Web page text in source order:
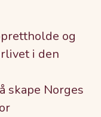
og
i den
skape Norges